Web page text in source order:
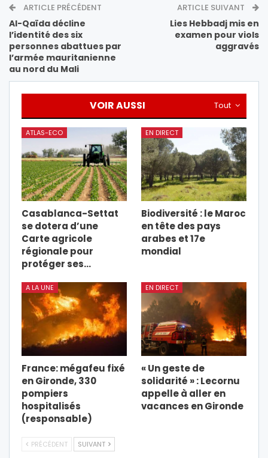
ARTICLE PRÉCÉDENT
Al-Qaïda décline
l’identité des six
personnes abattues par
l’armée mauritanienne
au nord du Mali
ARTICLE SUIVANT
Lies Hebbadj mis en
examen pour viols
aggravés
Tout
VOIR AUSSI
ATLAS-ECO
Casablanca-Settat
se dotera d’une
Carte agricole
régionale pour
protéger ses…
EN DIRECT
Biodiversité : le Maroc
en tête des pays
arabes et 17e
mondial
A LA UNE
France: mégafeu fixé
en Gironde, 330
pompiers
hospitalisés
(responsable)
EN DIRECT
« Un geste de
solidarité » : Lecornu
appelle à aller en
vacances en Gironde
PRÉCÉDENT SUIVANT